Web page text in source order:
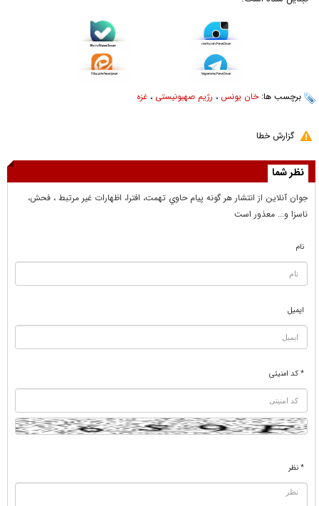
برچسب ها:خان یونس ، رژیم صهیونیستی ، غزه
گزارش خطا
نظر شما
جوان آنلاين از انتشار هر گونه پيام حاوي تهمت، افترا، اظهارات غير مرتبط ، فحش،
ناسزا و... معذور است
نام
ایمیل
* کد امنیتی
* نظر